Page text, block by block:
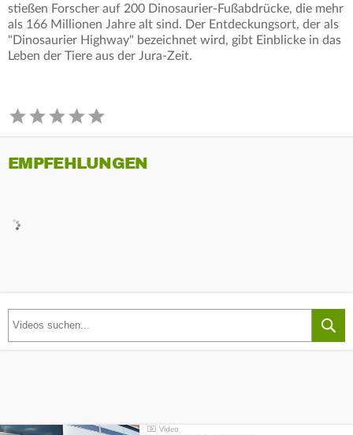
stießen Forscher auf 200 Dinosaurier-Fußabdrücke, die mehr
als 166 Millionen Jahre alt sind. Der Entdeckungsort, der als
"Dinosaurier Highway" bezeichnet wird, gibt Einblicke in das
Leben der Tiere aus der Jura-Zeit.
EMPFEHLUNGEN